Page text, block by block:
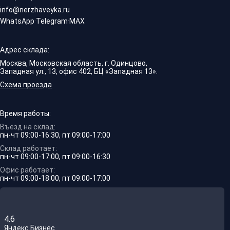
info@nerzhaveyka.ru
WhatsApp·Telegram·MAX
Адрес склада:
Москва, Московская область, г. Одинцово,
Западная ул., 13, офис 402, БЦ «Западная 13».
Схема проезда
Время работы:
Въезд на склад:
пн-чт 09:00-16:30, пт 09:00-17:00
Склад работает:
пн-чт 09:00-17:00, пт 09:00-16:30
Офис работает:
пн-чт 09:00-18:00, пт 09:00-17:00
4.6
Яндекс.Бизнес